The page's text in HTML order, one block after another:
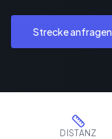
Strecke anfragen
DISTANZ